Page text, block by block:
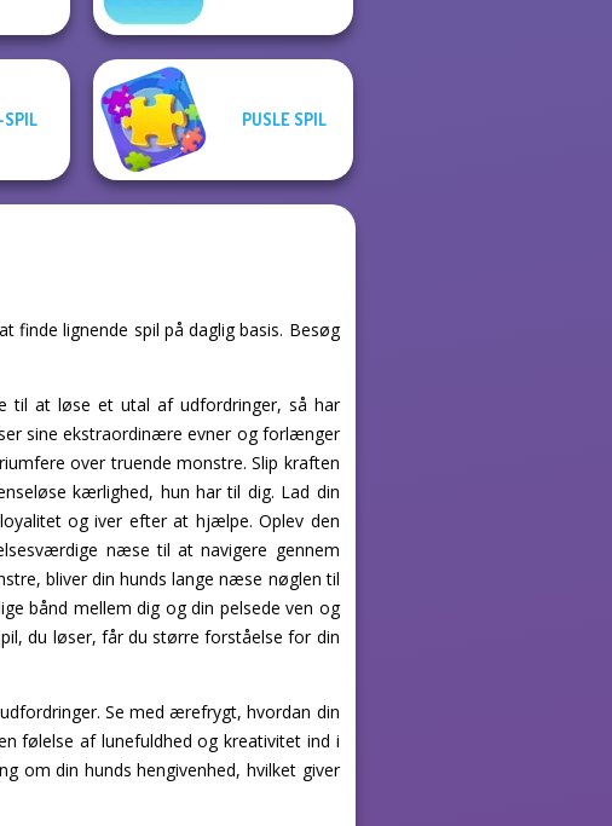
SPIL PUSLE SPIL
finde lignende spil på daglig basis. Besøg
til at løse et utal af udfordringer, så har
sine ekstraordinære evner og forlænger
over truende monstre. Slip kraften
kærlighed, hun har til dig. Lad din
og iver efter at hjælpe. Oplev den
næse til at navigere gennem
bliver din hunds lange næse nøglen til
bånd mellem dig og din pelsede ven og
du løser, får du større forståelse for din
Se med ærefrygt, hvordan din
følelse af lunefuldhed og kreativitet ind i
om din hunds hengivenhed, hvilket giver